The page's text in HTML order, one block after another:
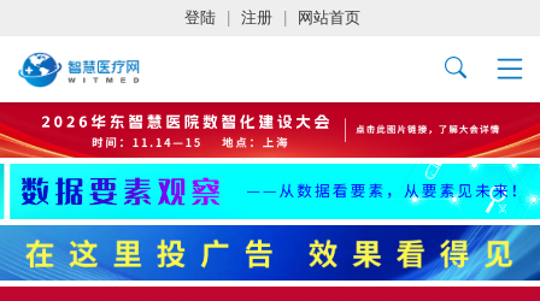
登陆 注册 网站首页